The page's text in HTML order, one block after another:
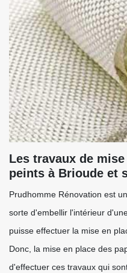
Les travaux de
peints à Brioude et
Prudhomme Rénovation est
sorte d'embellir l'intérieur
puisse effectuer la mise en
Donc, la mise en place des
d'effectuer ces travaux qui